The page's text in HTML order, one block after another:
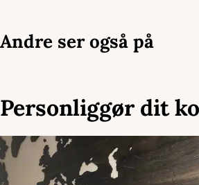
Andre ser også på
Personliggør dit